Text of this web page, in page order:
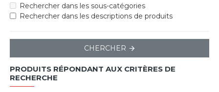
Rechercher dans les sous-catégories
Rechercher dans les descriptions de produits
CHERCHER
PRODUITS RÉPONDANT AUX CRITÈRES DE
RECHERCHE